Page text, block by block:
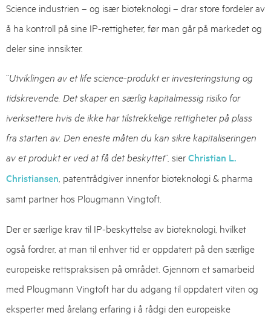
Science industrien – og især bioteknologi – drar store fordeler av
å ha kontroll på sine IP-rettigheter, før man går på markedet og
deler sine innsikter.
”Utviklingen av et life science-produkt er investeringstung og
tidskrevende. Det skaper en særlig kapitalmessig risiko for
iverksettere hvis de ikke har tilstrekkelige rettigheter på plass
fra starten av. Den eneste måten du kan sikre kapitaliseringen
av et produkt er ved at få det beskyttet”, sierChristian L.
Christiansen , patentrådgiver innenfor bioteknologi & pharma
samt partner hos Plougmann Vingtoft.
Der er særlige krav til IP-beskyttelse av bioteknologi, hvilket
også fordrer, at man til enhver tid er oppdatert på den særlige
europeiske rettspraksisen på området. Gjennom et samarbeid
med Plougmann Vingtoft har du adgang til oppdatert viten og
eksperter med årelang erfaring i å rådgi den europeiske